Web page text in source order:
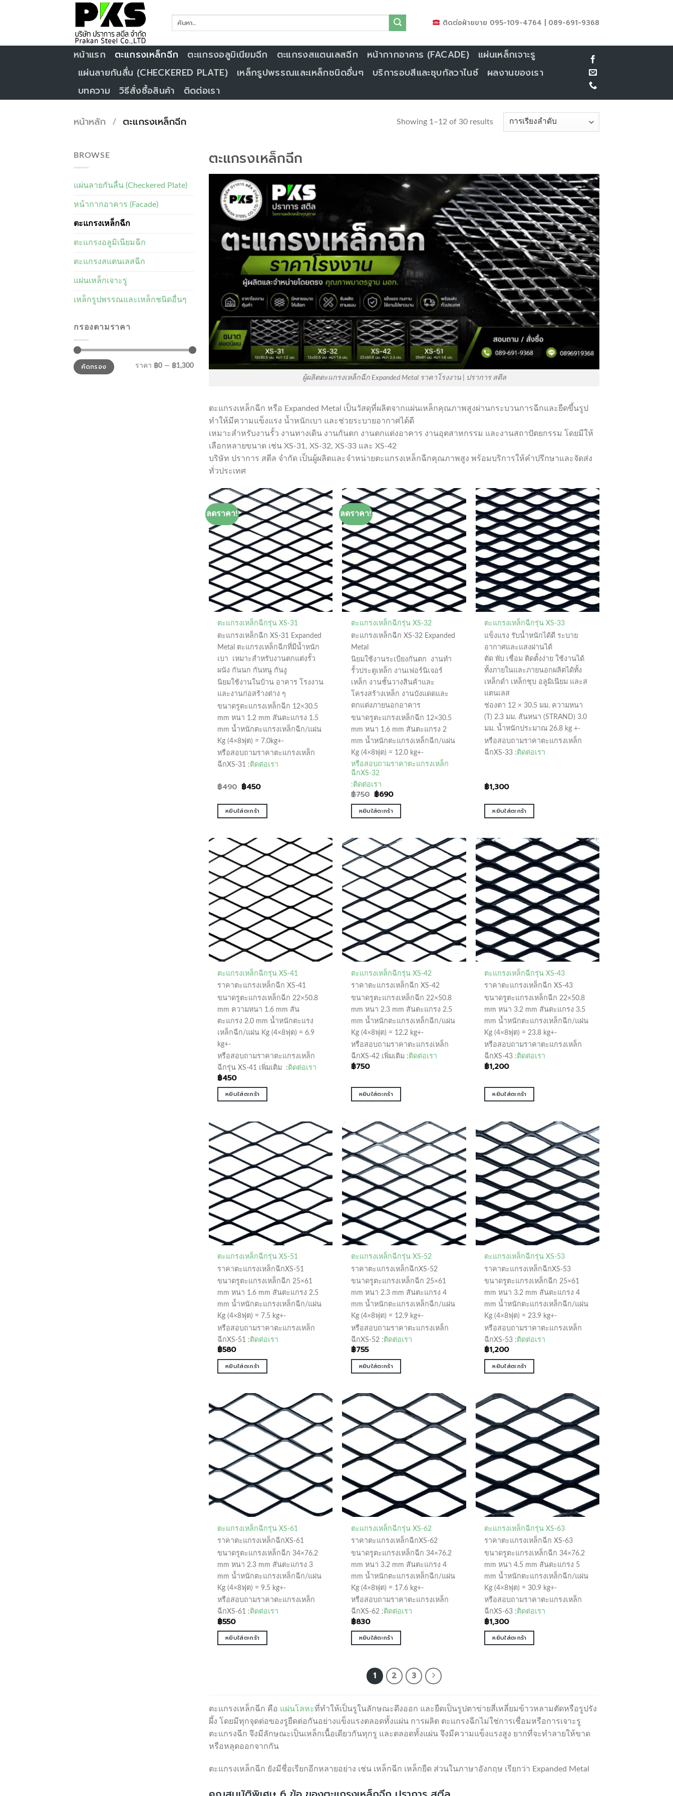
ติดต่อฝ่ายขาย 095-109-4764 | 089-691-9368
หน้าแรก ตะแกรงเหล็กฉีก ตะแกรงอลูมิเนียมฉีก ตะแกรงสแตนเลสฉีก หน้ากากอาคาร (FACADE)
แผ่นเหล็กเจาะรู
แผ่นลายกันลื่น (CHECKERED PLATE)
เหล็กรูปพรรณและเหล็กชนิดอื่นๆ บริการอบสีและชุบกัลวาไนซ์
ผลงานของเรา
บทความ
วิธีสั่งซื้อสินค้า ติดต่อเรา
หน้าหลัก / ตะแกรงเหล็กฉีก Showing 1–12 of 30 results
BROWSE
แผ่นลายกันลื่น (Checkered Plate)
หน้ากากอาคาร (Facade)
ตะแกรงเหล็กฉีก
ตะแกรงอลูมิเนียมฉีก
ตะแกรงสแตนเลสฉีก
แผ่นเหล็กเจาะรู
เหล็กรูปพรรณและเหล็กชนิดอื่นๆ
กรองตามราคา
ราคา
ต่ำ
สุด
ราคา
สูงสุดคัดกรอง ราคา ฿0 — ฿1,300
ตะแกรงเหล็กฉีก
ผู้ผลิตตะแกรงเหล็กฉีก Expanded Metal ราคาโรงงาน | ปราการ สตีล
ตะแกรงเหล็กฉีก หรือ Expanded Metal เป็นวัสดุที่ผลิตจากแผ่นเหล็กคุณภาพสูงผ่านกระบวนการฉีกและยืดขึ้นรูป
ทำให้มีความแข็งแรง น้ำหนักเบา และช่วยระบายอากาศได้ดี
เหมาะสำหรับงานรั้ว งานทางเดิน งานกันตก งานตกแต่งอาคาร งานอุตสาหกรรม และงานสถาปัตยกรรม โดยมีให้
เลือกหลายขนาด เช่น XS-31, XS-32, XS-33 และ XS-42
บริษัท ปราการ สตีล จำกัด เป็นผู้ผลิตและจำหน่ายตะแกรงเหล็กฉีกคุณภาพสูง พร้อมบริการให้คำปรึกษาและจัดส่ง
ทั่วประเทศ
ลดราคา!
ตะแกรงเหล็กฉีกรุ่น XS-31
ตะแกรงเหล็กฉีก XS-31 Expanded
Metal ตะแกรงเหล็กฉีกที่มีน้ำหนัก
เบา เหมาะสำหรับงานตกแต่งรั้ว
ผนัง กันนก กันหนู กันงู
นิยมใช้งานในบ้าน อาคาร โรงงาน
และงานก่อสร้างต่าง ๆ
ขนาดรูตะแกรงเหล็กฉีก 12×30.5
mm หนา 1.2 mm สันตะแกรง 1.5
mm น้ำหนักตะแกรงเหล็กฉีก/แผ่น
Kg (4×8ฟุต) = 7.0kg+-
หรือสอบถามราคาตะแกรงเหล็ก
ฉีกXS-31 :ติดต่อเรา
฿490 Original
price
฿490.
฿450Current
฿450.
หยิบใส่ตะกร้า
ลดราคา!
ตะแกรงเหล็กฉีกรุ่น XS-32
ตะแกรงเหล็กฉีก XS-32 Expanded
Metal
นิยมใช้งานระเบียงกันตก งานทำ
รั้วประตูเหล็ก งานเฟอร์นิเจอร์
เหล็ก งานชั้นวางสินค้าและ
โครงสร้างเหล็ก งานบังแดดและ
ตกแต่งภายนอกอาคาร
ขนาดรูตะแกรงเหล็กฉีก 12×30.5
mm หนา 1.6 mm สันตะแกรง 2
mm น้ำหนักตะแกรงเหล็กฉีก/แผ่น
Kg (4×8ฟุต) = 12.0 kg+-
หรือสอบถามราคาตะแกรงเหล็ก
ฉีกXS-32
:ติดต่อเรา
฿750 Original
price
was:
฿750.
฿690Current
is:
฿690.
หยิบใส่ตะกร้า
ตะแกรงเหล็กฉีกรุ่น XS-33
แข็งแรง รับน้ำหนักได้ดี ระบาย
อากาศและแสงผ่านได้
ตัด พับ เชื่อม ติดตั้งง่าย ใช้งานได้
ทั้งภายในและภายนอกผลิตได้ทั้ง
เหล็กดำ เหล็กชุบ อลูมิเนียม และส
แตนเลส
ช่องตา 12 × 30.5 มม. ความหนา
(T) 2.3 มม. สันหนา (STRAND) 3.0
มม. น้ำหนักประมาณ 26.8 kg +-
หรือสอบถามราคาตะแกรงเหล็ก
ฉีกXS-33 :ติดต่อเรา
฿1,300
หยิบใส่ตะกร้า
ตะแกรงเหล็กฉีกรุ่น XS-41
ราคาตะแกรงเหล็กฉีก XS-41
ขนาดรูตะแกรงเหล็กฉีก 22×50.8
mm ความหนา 1.6 mm สัน
ตะแกรง 2.0 mm น้ำหนักตะแรง
เหล็กฉีก/แผ่น Kg (4×8ฟุต) = 6.9
kg+-
หรือสอบถามราคาตะแกรงเหล็ก
ฉีกรุ่น XS-41 เพิ่มเติม :ติดต่อเรา
฿450
หยิบใส่ตะกร้า
ตะแกรงเหล็กฉีกรุ่น XS-42
ราคาตะแกรงเหล็กฉีก XS-42
ขนาดรูตะแกรงเหล็กฉีก 22×50.8
mm หนา 2.3 mm สันตะแกรง 2.5
mm น้ำหนักตะแกรงเหล็กฉีก/แผ่น
Kg (4×8ฟุต) = 12.2 kg+-
หรือสอบถามราคาตะแกรงเหล็ก
ฉีกXS-42 เพิ่มเติม :ติดต่อเรา
฿750
หยิบใส่ตะกร้า
ตะแกรงเหล็กฉีกรุ่น XS-43
ราคาตะแกรงเหล็กฉีก XS-43
ขนาดรูตะแกรงเหล็กฉีก 22×50.8
mm หนา 3.2 mm สันตะแกรง 3.5
mm น้ำหนักตะแกรงเหล็กฉีก/แผ่น
Kg (4×8ฟุต) = 23.8 kg+-
หรือสอบถามราคาตะแกรงเหล็ก
ฉีกXS-43 :ติดต่อเรา
฿1,200
หยิบใส่ตะกร้า
ตะแกรงเหล็กฉีกรุ่น XS-51
ราคาตะแกรงเหล็กฉีกXS-51
ขนาดรูตะแกรงเหล็กฉีก 25×61
mm หนา 1.6 mm สันตะแกรง 2.5
mm น้ำหนักตะแกรงเหล็กฉีก/แผ่น
Kg (4×8ฟุต) = 7.5 kg+-
หรือสอบถามราคาตะแกรงเหล็ก
ฉีกXS-51 :ติดต่อเรา
฿580
หยิบใส่ตะกร้า
ตะแกรงเหล็กฉีกรุ่น XS-52
ราคาตะแกรงเหล็กฉีกXS-52
ขนาดรูตะแกรงเหล็กฉีก 25×61
mm หนา 2.3 mm สันตะแกรง 4
mm น้ำหนักตะแกรงเหล็กฉีก/แผ่น
Kg (4×8ฟุต) = 12.9 kg+-
หรือสอบถามราคาตะแกรงเหล็ก
ฉีกXS-52 :ติดต่อเรา
฿755
หยิบใส่ตะกร้า
ตะแกรงเหล็กฉีกรุ่น XS-53
ราคาตะแกรงเหล็กฉีกXS-53
ขนาดรูตะแกรงเหล็กฉีก 25×61
mm หนา 3.2 mm สันตะแกรง 4
mm น้ำหนักตะแกรงเหล็กฉีก/แผ่น
Kg (4×8ฟุต) = 23.9 kg+-
หรือสอบถามราคาตะแกรงเหล็ก
ฉีกXS-53 :ติดต่อเรา
฿1,200
หยิบใส่ตะกร้า
ตะแกรงเหล็กฉีกรุ่น XS-61
ราคาตะแกรงเหล็กฉีกXS-61
ขนาดรูตะแกรงเหล็กฉีก 34×76.2
mm หนา 2.3 mm สันตะแกรง 3
mm น้ำหนักตะแกรงเหล็กฉีก/แผ่น
Kg (4×8ฟุต) = 9.5 kg+-
หรือสอบถามราคาตะแกรงเหล็ก
ฉีกXS-61 :ติดต่อเรา
฿550
หยิบใส่ตะกร้า
ตะแกรงเหล็กฉีกรุ่น XS-62
ราคาตะแกรงเหล็กฉีกXS-62
ขนาดรูตะแกรงเหล็กฉีก 34×76.2
mm หนา 3.2 mm สันตะแกรง 4
mm น้ำหนักตะแกรงเหล็กฉีก/แผ่น
Kg (4×8ฟุต) = 17.6 kg+-
หรือสอบถามราคาตะแกรงเหล็ก
ฉีกXS-62 :ติดต่อเรา
฿830
หยิบใส่ตะกร้า
ตะแกรงเหล็กฉีกรุ่น XS-63
ราคาตะแกรงเหล็กฉีก XS-63
ขนาดรูตะแกรงเหล็กฉีก 34×76.2
mm หนา 4.5 mm สันตะแกรง 5
mm น้ำหนักตะแกรงเหล็กฉีก/แผ่น
Kg (4×8ฟุต) = 30.9 kg+-
หรือสอบถามราคาตะแกรงเหล็ก
ฉีกXS-63 :ติดต่อเรา
฿1,300
หยิบใส่ตะกร้า
1 2 3
ตะแกรงเหล็กฉีก คือ แผ่นโลหะที่ทำให้เป็นรูในลักษณะดึงออก และยืดเป็นรูปตาข่ายสี่เหลี่ยมข้าวหลามตัดหรือรูปรัง
ผึ้ง โดยมีทุกจุดต่อของรูยืดต่อกันอย่างแข็งแรงตลอดทั้งแผ่น การผลิต ตะแกรงฉีกไม่ใช่การเชื่อมหรือการเจาะรู
ตะแกรงฉีก จึงมีลักษณะเป็นเหล็กเนื้อเดียวกันทุกรู และตลอดทั้งแผ่น จึงมีความแข็งแรงสูง ยากที่จะทำลายให้ขาด
หรือหลุดออกจากกัน
ตะแกรงเหล็กฉีก ยังมีชื่อเรียกอีกหลายอย่าง เช่น เหล็กฉีก เหล็กยืด ส่วนในภาษาอังกฤษ เรียกว่า Expanded Metal